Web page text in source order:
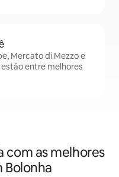
Mercato di Mezzo e
entre melhores
as melhores
Bolonha